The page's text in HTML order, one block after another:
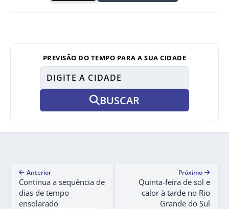
PREVISÃO DO TEMPO PARA A SUA CIDADE
BUSCAR
Anterior
Continua a sequência de
dias de tempo
ensolarado
Próximo
Quinta-feira de sol e
calor à tarde no Rio
Grande do Sul